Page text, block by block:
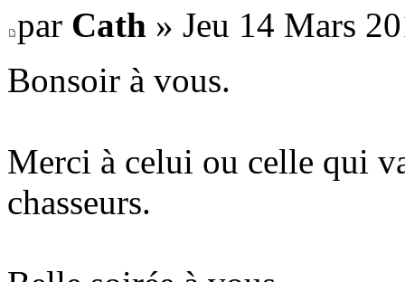
par Cath » Jeu 14 Mars
Bonsoir à vous.
Merci à celui ou celle qui
chasseurs.